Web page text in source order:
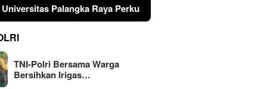
Raya Perkuat SDM Polri Lewat Pusat Studi Kepolisian
TNI-Polri Bersama Warga
Bersihkan Irigas…